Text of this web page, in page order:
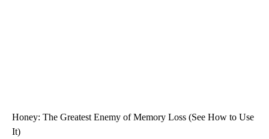
Honey: The Greatest Enemy of Memory Loss (See How to Use
It)